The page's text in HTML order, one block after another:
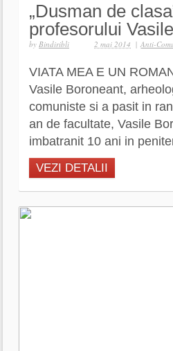
„Dusman de
profesorului
by Bindiribli | Anti-
2 mai 2014
VIATA MEA E UN
Vasile Boroneant,
comuniste si a pasit in
an de facultate, Vasile
imbatranit 10 ani in
VEZI DETALII